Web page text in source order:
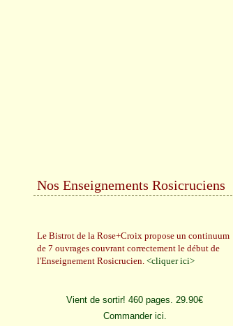
Nos Enseignements Rosicruciens
Le Bistrot de la Rose+Croix propose un continuum
de 7 ouvrages couvrant correctement le début de
l'Enseignement Rosicrucien. <cliquer ici>
Vient de sortir! 460 pages. 29.90€
Commander ici.